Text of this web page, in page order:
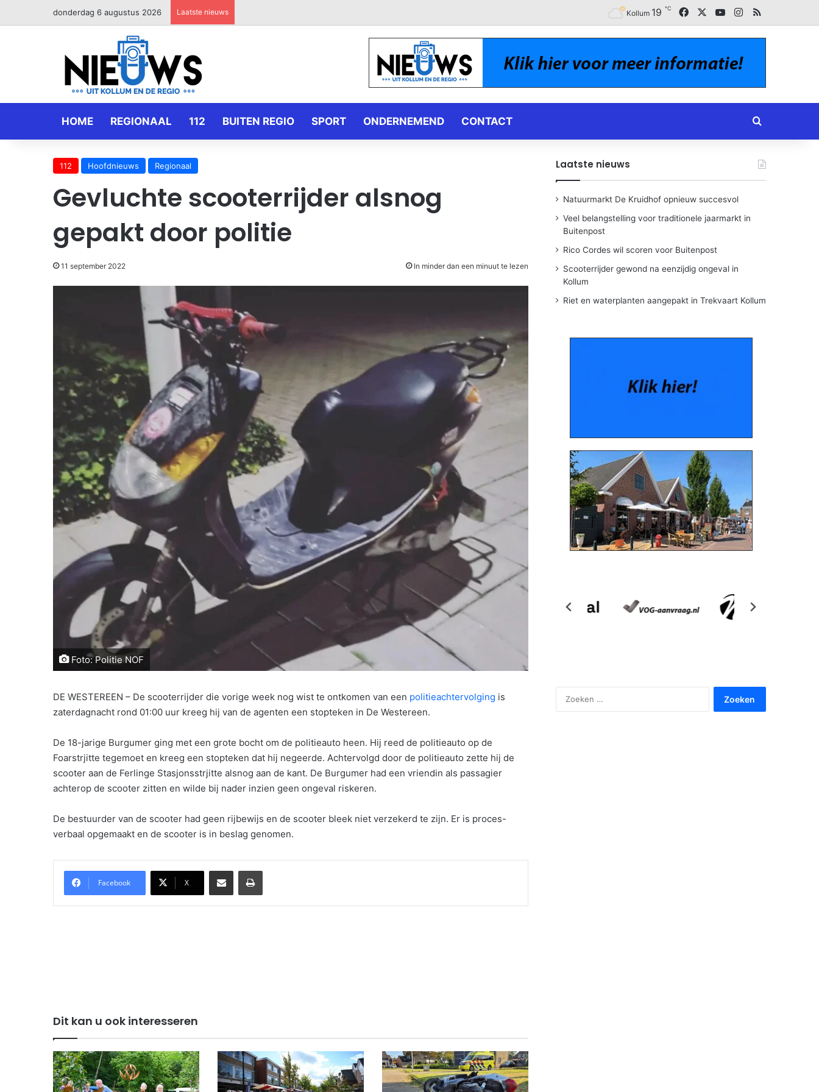
donderdag 6 augustus 2026 Laatste nieuws Kollum 19 ℃ FacebookYouTubeInstagram
RSS
HOME REGIONAAL 112 BUITEN REGIO SPORT ONDERNEMEND CONTACT Zoeken naar
112 Hoofdnieuws Regionaal
Gevluchte scooterrijder alsnog
gepakt door politie
11 september 2022 In minder dan een minuut te lezen
Foto: Politie NOF
DE WESTEREEN – De scooterrijder die vorige week nog wist te ontkomen van een politieachtervolging is
zaterdagnacht rond 01:00 uur kreeg hij van de agenten een stopteken in De Westereen.
De 18-jarige Burgumer ging met een grote bocht om de politieauto heen. Hij reed de politieauto op de
Foarstrjitte tegemoet en kreeg een stopteken dat hij negeerde. Achtervolgd door de politieauto zette hij de
scooter aan de Ferlinge Stasjonsstrjitte alsnog aan de kant. De Burgumer had een vriendin als passagier
achterop de scooter zitten en wilde bij nader inzien geen ongeval riskeren.
De bestuurder van de scooter had geen rijbewijs en de scooter bleek niet verzekerd te zijn. Er is proces-
verbaal opgemaakt en de scooter is in beslag genomen.
Facebook X
Delen via Email Print
Dit kan u ook interesseren
Laatste nieuws
Natuurmarkt De Kruidhof opnieuw succesvol
Veel belangstelling voor traditionele jaarmarkt in
Buitenpost
Rico Cordes wil scoren voor Buitenpost
Scooterrijder gewond na eenzijdig ongeval in
Kollum
Riet en waterplanten aangepakt in Trekvaart Kollum
naar: